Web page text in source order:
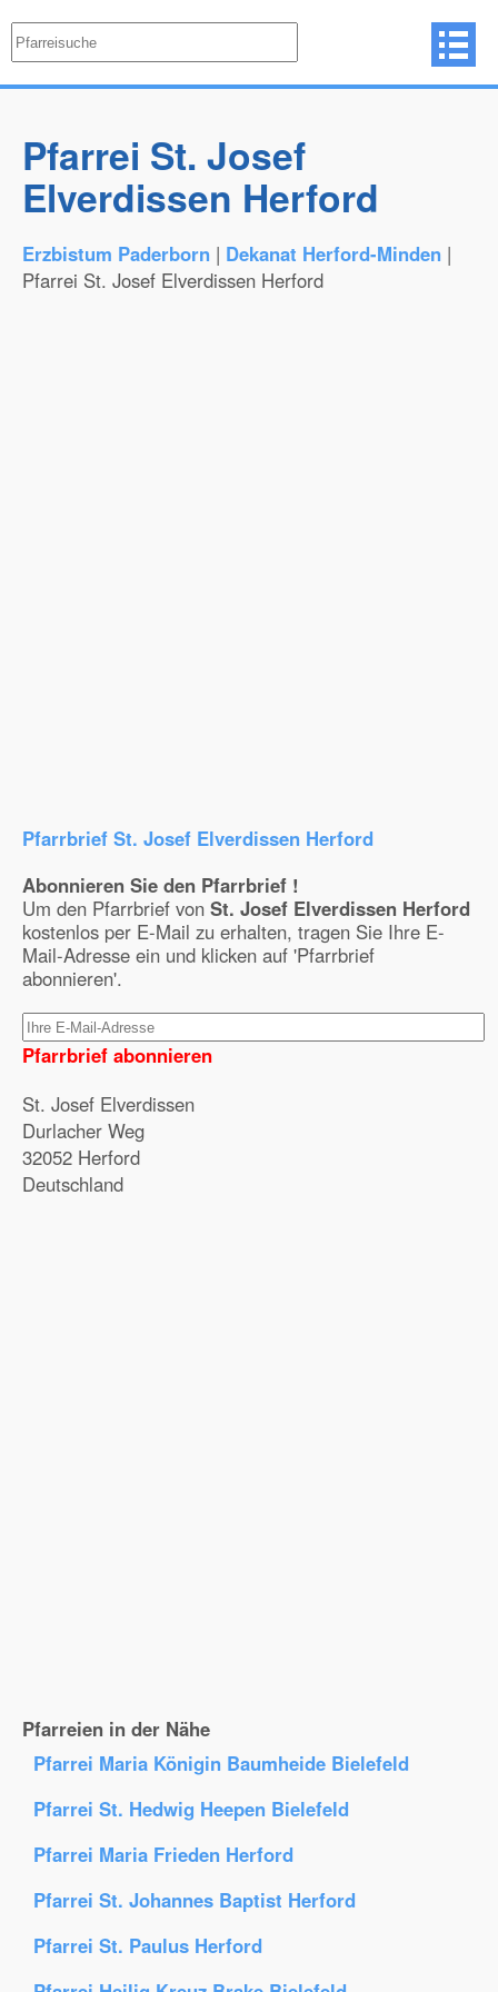
Pfarrei St. Josef
Elverdissen Herford
Erzbistum Paderborn | Dekanat Herford-Minden |
Pfarrei St. Josef Elverdissen Herford
Pfarrbrief St. Josef Elverdissen Herford
Abonnieren Sie den Pfarrbrief !
Um den Pfarrbrief von St. Josef Elverdissen Herford
kostenlos per E-Mail zu erhalten, tragen Sie Ihre E-
Mail-Adresse ein und klicken auf 'Pfarrbrief
abonnieren'.
Pfarrbrief abonnieren
St. Josef Elverdissen
Durlacher Weg
32052 Herford
Deutschland
Pfarreien in der Nähe
Pfarrei Maria Königin Baumheide Bielefeld
Pfarrei St. Hedwig Heepen Bielefeld
Pfarrei Maria Frieden Herford
Pfarrei St. Johannes Baptist Herford
Pfarrei St. Paulus Herford